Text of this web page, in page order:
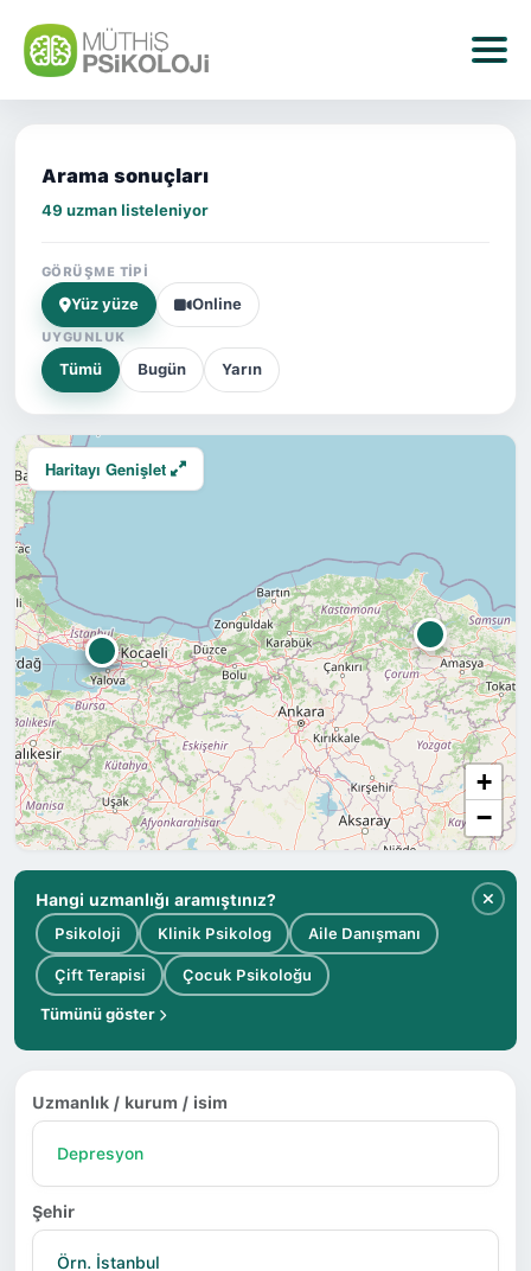
Arama sonuçları
49 uzman listeleniyor
GÖRÜŞME TIPI
Yüz yüze Online
UYGUNLUK
Tümü Bugün Yarın
Hangi uzmanlığı aramıştınız?
Psikoloji Klinik Psikolog Aile Danışmanı
Çift Terapisi Çocuk Psikoloğu
Tümünü göster
Uzmanlık / kurum / isim
Şehir
Haritayı Genişlet
+
−